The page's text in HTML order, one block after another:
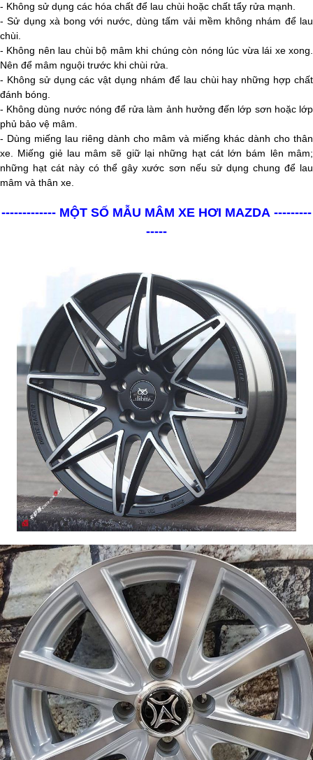
- Không sử dụng các hóa chất để lau chùi hoặc chất tẩy rửa mạnh.
- Sử dụng xà bong với nước, dùng tấm vải mềm không nhám để lau
chùi.
- Không nên lau chùi bộ mâm khi chúng còn nóng lúc vừa lái xe xong.
Nên để mâm nguội trước khi chùi rửa.
- Không sử dụng các vật dụng nhám để lau chùi hay những hợp chất
đánh bóng.
- Không dùng nước nóng để rửa làm ảnh hưởng đến lớp sơn hoặc lớp
phủ bảo vệ mâm.
- Dùng miếng lau riêng dành cho mâm và miếng khác dành cho thân
xe. Miếng giẻ lau mâm sẽ giữ lại những hạt cát lớn bám lên mâm;
những hạt cát này có thể gây xước sơn nếu sử dụng chung để lau
mâm và thân xe.
------------- MỘT SỐ MẪU MÂM XE HƠI MAZDA ---------
-----